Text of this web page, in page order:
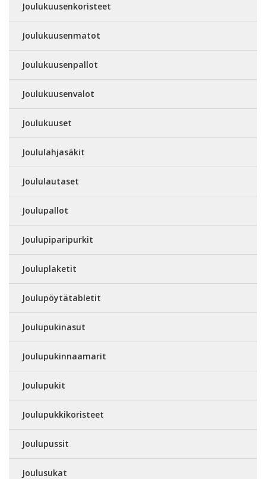
Joulukuusenkoristeet
Joulukuusenmatot
Joulukuusenpallot
Joulukuusenvalot
Joulukuuset
Joululahjasäkit
Joululautaset
Joulupallot
Joulupiparipurkit
Jouluplaketit
Joulupöytätabletit
Joulupukinasut
Joulupukinnaamarit
Joulupukit
Joulupukkikoristeet
Joulupussit
Joulusukat